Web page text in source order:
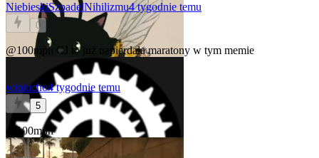
NiebieskiSzpadelNihilizmu4 tygodnie temu
0
@100mph CJ to już napierdala maratony w tym memie
winiucho4 tygodnie temu
5
@100mph